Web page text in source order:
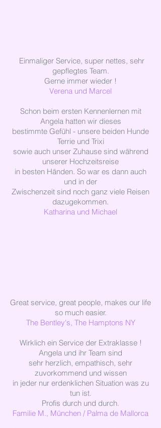
Einmaliger Service, super nettes, sehr
gepflegtes Team.
Gerne immer wieder !
Verena und Marcel
Schon beim ersten Kennenlernen mit
Angela hatten wir dieses
bestimmte Gefühl - unsere beiden Hunde
Terrie und Trixi
sowie auch unser Zuhause sind während
unserer Hochzeitsreise
in besten Händen. So war es dann auch
und in der
Zwischenzeit sind noch ganz viele Reisen
dazugekommen.
Katharina und Michael
Great service, great people, makes our life
so much easier.
The Bentley's, The Hamptons NY
Wirklich ein Service der Extraklasse !
Angela und ihr Team sind
sehr herzlich, empathisch, sehr
zuvorkommend und wissen
in jeder nur erdenklichen Situation was zu
tun ist.
Profis durch und durch.
Familie M., München / Palma de Mallorca